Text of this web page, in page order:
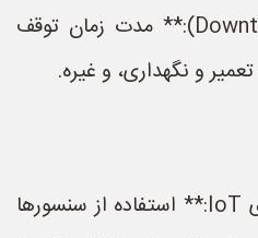
* **زمان‌های توقف (Downtime):** مدت زمان توقف
و نگهداری، و غیره.
* **سنسورها و سیستم‌های IoT:** استفاده از سنسورها